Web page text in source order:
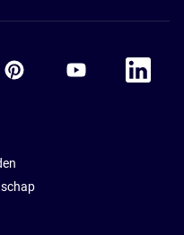
Accor PinterestAccor Youtube
Accor